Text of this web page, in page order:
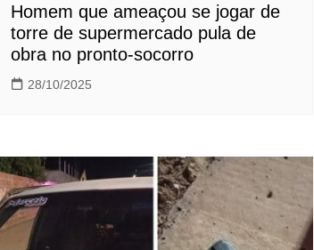
Homem que ameaçou se jogar de
torre de supermercado pula de
obra no pronto-socorro
28/10/2025